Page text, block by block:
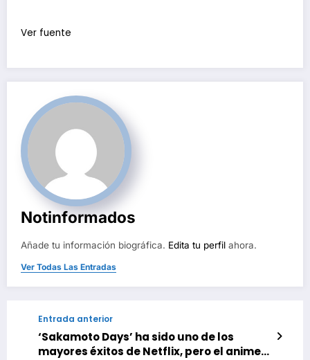
Ver fuente
Notinformados
Añade tu información biográfica. Edita tu perfil ahora.
Ver Todas Las Entradas
Entrada anterior
‘Sakamoto Days’ ha sido uno de los
mayores éxitos de Netflix, pero el anime